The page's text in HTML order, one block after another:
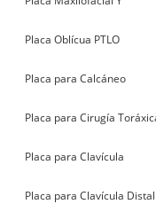
Placa Oblícua PTLO
Placa para Calcáneo
Placa para Cirugía
Placa para Clavícula
Placa para Clavícula Distal